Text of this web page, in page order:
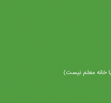
خانه معلم نیست)